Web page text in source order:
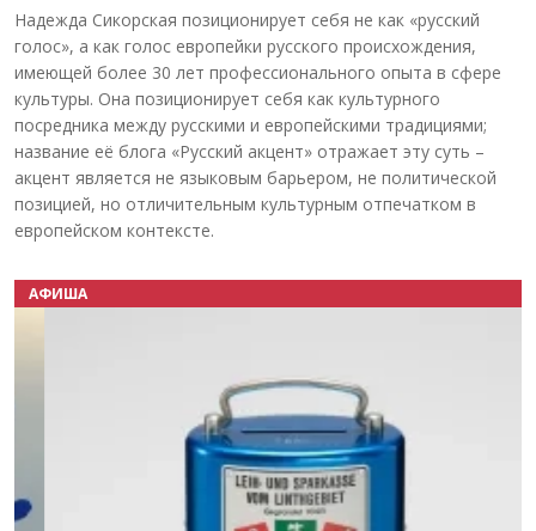
Надежда Сикорская позиционирует себя не как «русский
голос», а как голос европейки русского происхождения,
имеющей более 30 лет профессионального опыта в сфере
культуры. Она позиционирует себя как культурного
посредника между русскими и европейскими традициями;
название её блога «Русский акцент» отражает эту суть –
акцент является не языковым барьером, не политической
позицией, но отличительным культурным отпечатком в
европейском контексте.
АФИША